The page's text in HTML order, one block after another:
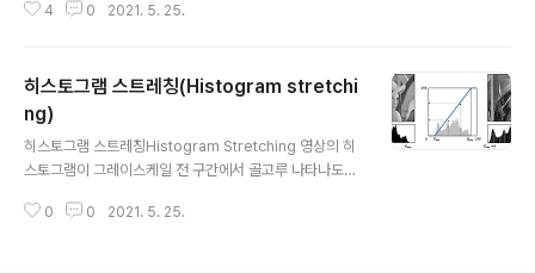
위한 변환 함수 구하기 히스토그램 평활화 계산 방법 4x4
히스토그램을 구하는 방법으로 쉽게 구 할 수 있다. 누적 히
스토그램을 구한다. p(g) 정규화된 히스토그램에서 첫 번
째는 4/16 그대로 내려오고 bin 1부터는 이전의 요소와 더
하여 누적한다. cdf(g)의 경우 bin 마지막은 1로 수렴하게
된다. 히스토그램 평활화와 히스토그램 누적 분포 함수와
의 관계 히스토그램 평활화를 하기전에는 색상의 분포가
4 0 2021. 5. 25.
히스토그램 스트레칭(Histogram stretchi
ng)
히스토그램 스트레칭Histogram Stretching 영상의 히
스토그램이 그레이스케일 전 구간에서 골고루 나타나도록
히스토그램이 특정 구간에 집중되어 나타나게 되는데, 마
0 0 2021. 5. 25.